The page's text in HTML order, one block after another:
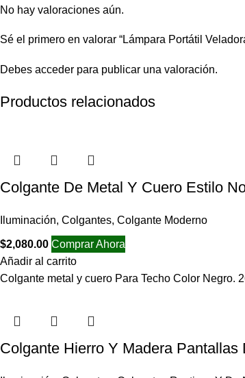
No hay valoraciones aún.
Sé el primero en valorar “Lámpara Portátil
Debes acceder para publicar una valoración.
Productos relacionados
Colgante De Metal Y Cuero Estilo
Iluminación, Colgantes, Colgante Moderno
$2,080.00 Comprar Ahora
Añadir al carrito
Colgante metal y cuero Para Techo Color Negro.
Colgante Hierro Y Madera Pantallas